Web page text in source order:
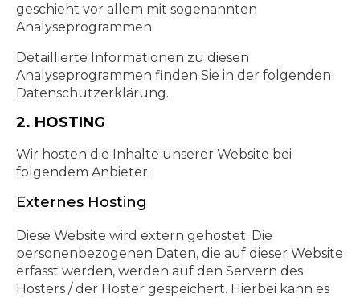
geschieht vor allem mit sogenannten
Analyseprogrammen.
Detaillierte Informationen zu diesen
Analyseprogrammen finden Sie in der folgenden
Datenschutzerklärung.
2. HOSTING
Wir hosten die Inhalte unserer Website bei
folgendem Anbieter:
Externes Hosting
Diese Website wird extern gehostet. Die
personenbezogenen Daten, die auf dieser Website
erfasst werden, werden auf den Servern des
Hosters / der Hoster gespeichert. Hierbei kann es